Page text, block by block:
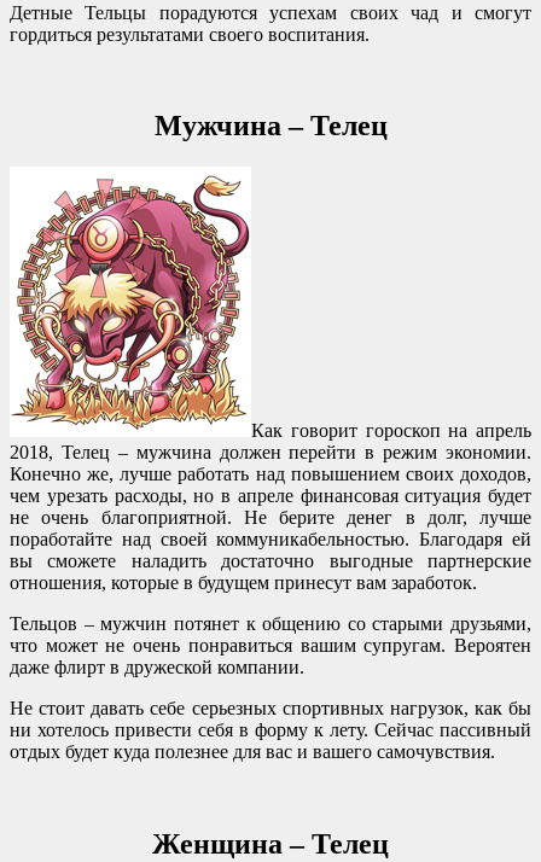
Детные Тельцы порадуются успехам своих чад и смогут
гордиться результатами своего воспитания.
Мужчина – Телец
Как говорит гороскоп на апрель
2018, Телец – мужчина должен перейти в режим экономии.
Конечно же, лучше работать над повышением своих доходов,
чем урезать расходы, но в апреле финансовая ситуация будет
не очень благоприятной. Не берите денег в долг, лучше
поработайте над своей коммуникабельностью. Благодаря ей
вы сможете наладить достаточно выгодные партнерские
отношения, которые в будущем принесут вам заработок.
Тельцов – мужчин потянет к общению со старыми друзьями,
что может не очень понравиться вашим супругам. Вероятен
даже флирт в дружеской компании.
Не стоит давать себе серьезных спортивных нагрузок, как бы
ни хотелось привести себя в форму к лету. Сейчас пассивный
отдых будет куда полезнее для вас и вашего самочувствия.
Женщина – Телец